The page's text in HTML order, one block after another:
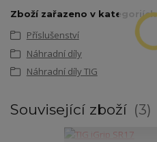
Zboží zařazeno v kategoriích
Příslušenství
Náhradní díly
Náhradní díly TIG
Související zboží 3